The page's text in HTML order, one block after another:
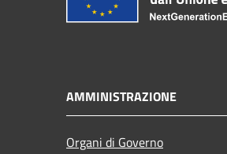
AMMINISTRAZIONE
Organi di Governo